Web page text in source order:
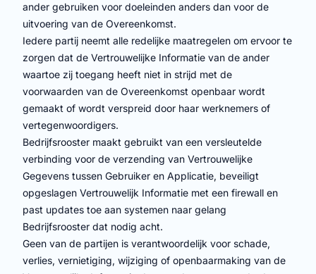
ander gebruiken voor doeleinden anders dan voor de
uitvoering van de Overeenkomst.
Iedere partij neemt alle redelijke maatregelen om ervoor te
zorgen dat de Vertrouwelijke Informatie van de ander
waartoe zij toegang heeft niet in strijd met de
voorwaarden van de Overeenkomst openbaar wordt
gemaakt of wordt verspreid door haar werknemers of
vertegenwoordigers.
Bedrijfsrooster maakt gebruikt van een versleutelde
verbinding voor de verzending van Vertrouwelijke
Gegevens tussen Gebruiker en Applicatie, beveiligt
opgeslagen Vertrouwelijk Informatie met een firewall en
past updates toe aan systemen naar gelang
Bedrijfsrooster dat nodig acht.
Geen van de partijen is verantwoordelijk voor schade,
verlies, vernietiging, wijziging of openbaarmaking van de